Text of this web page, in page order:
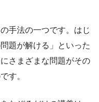
手法の一つです。はじ
題が解ける」といった
さまざまな問題がその
す。